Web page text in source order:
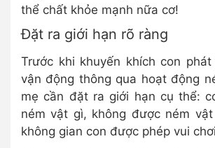
thể chất khỏe mạnh nữa cơ!
Đặt ra giới hạn rõ ràng
Trước khi khuyến khích con
vận động thông qua hoạt động
mẹ cần đặt ra giới hạn cụ thể:
ném vật gì, không được ném
không gian con được phép vui